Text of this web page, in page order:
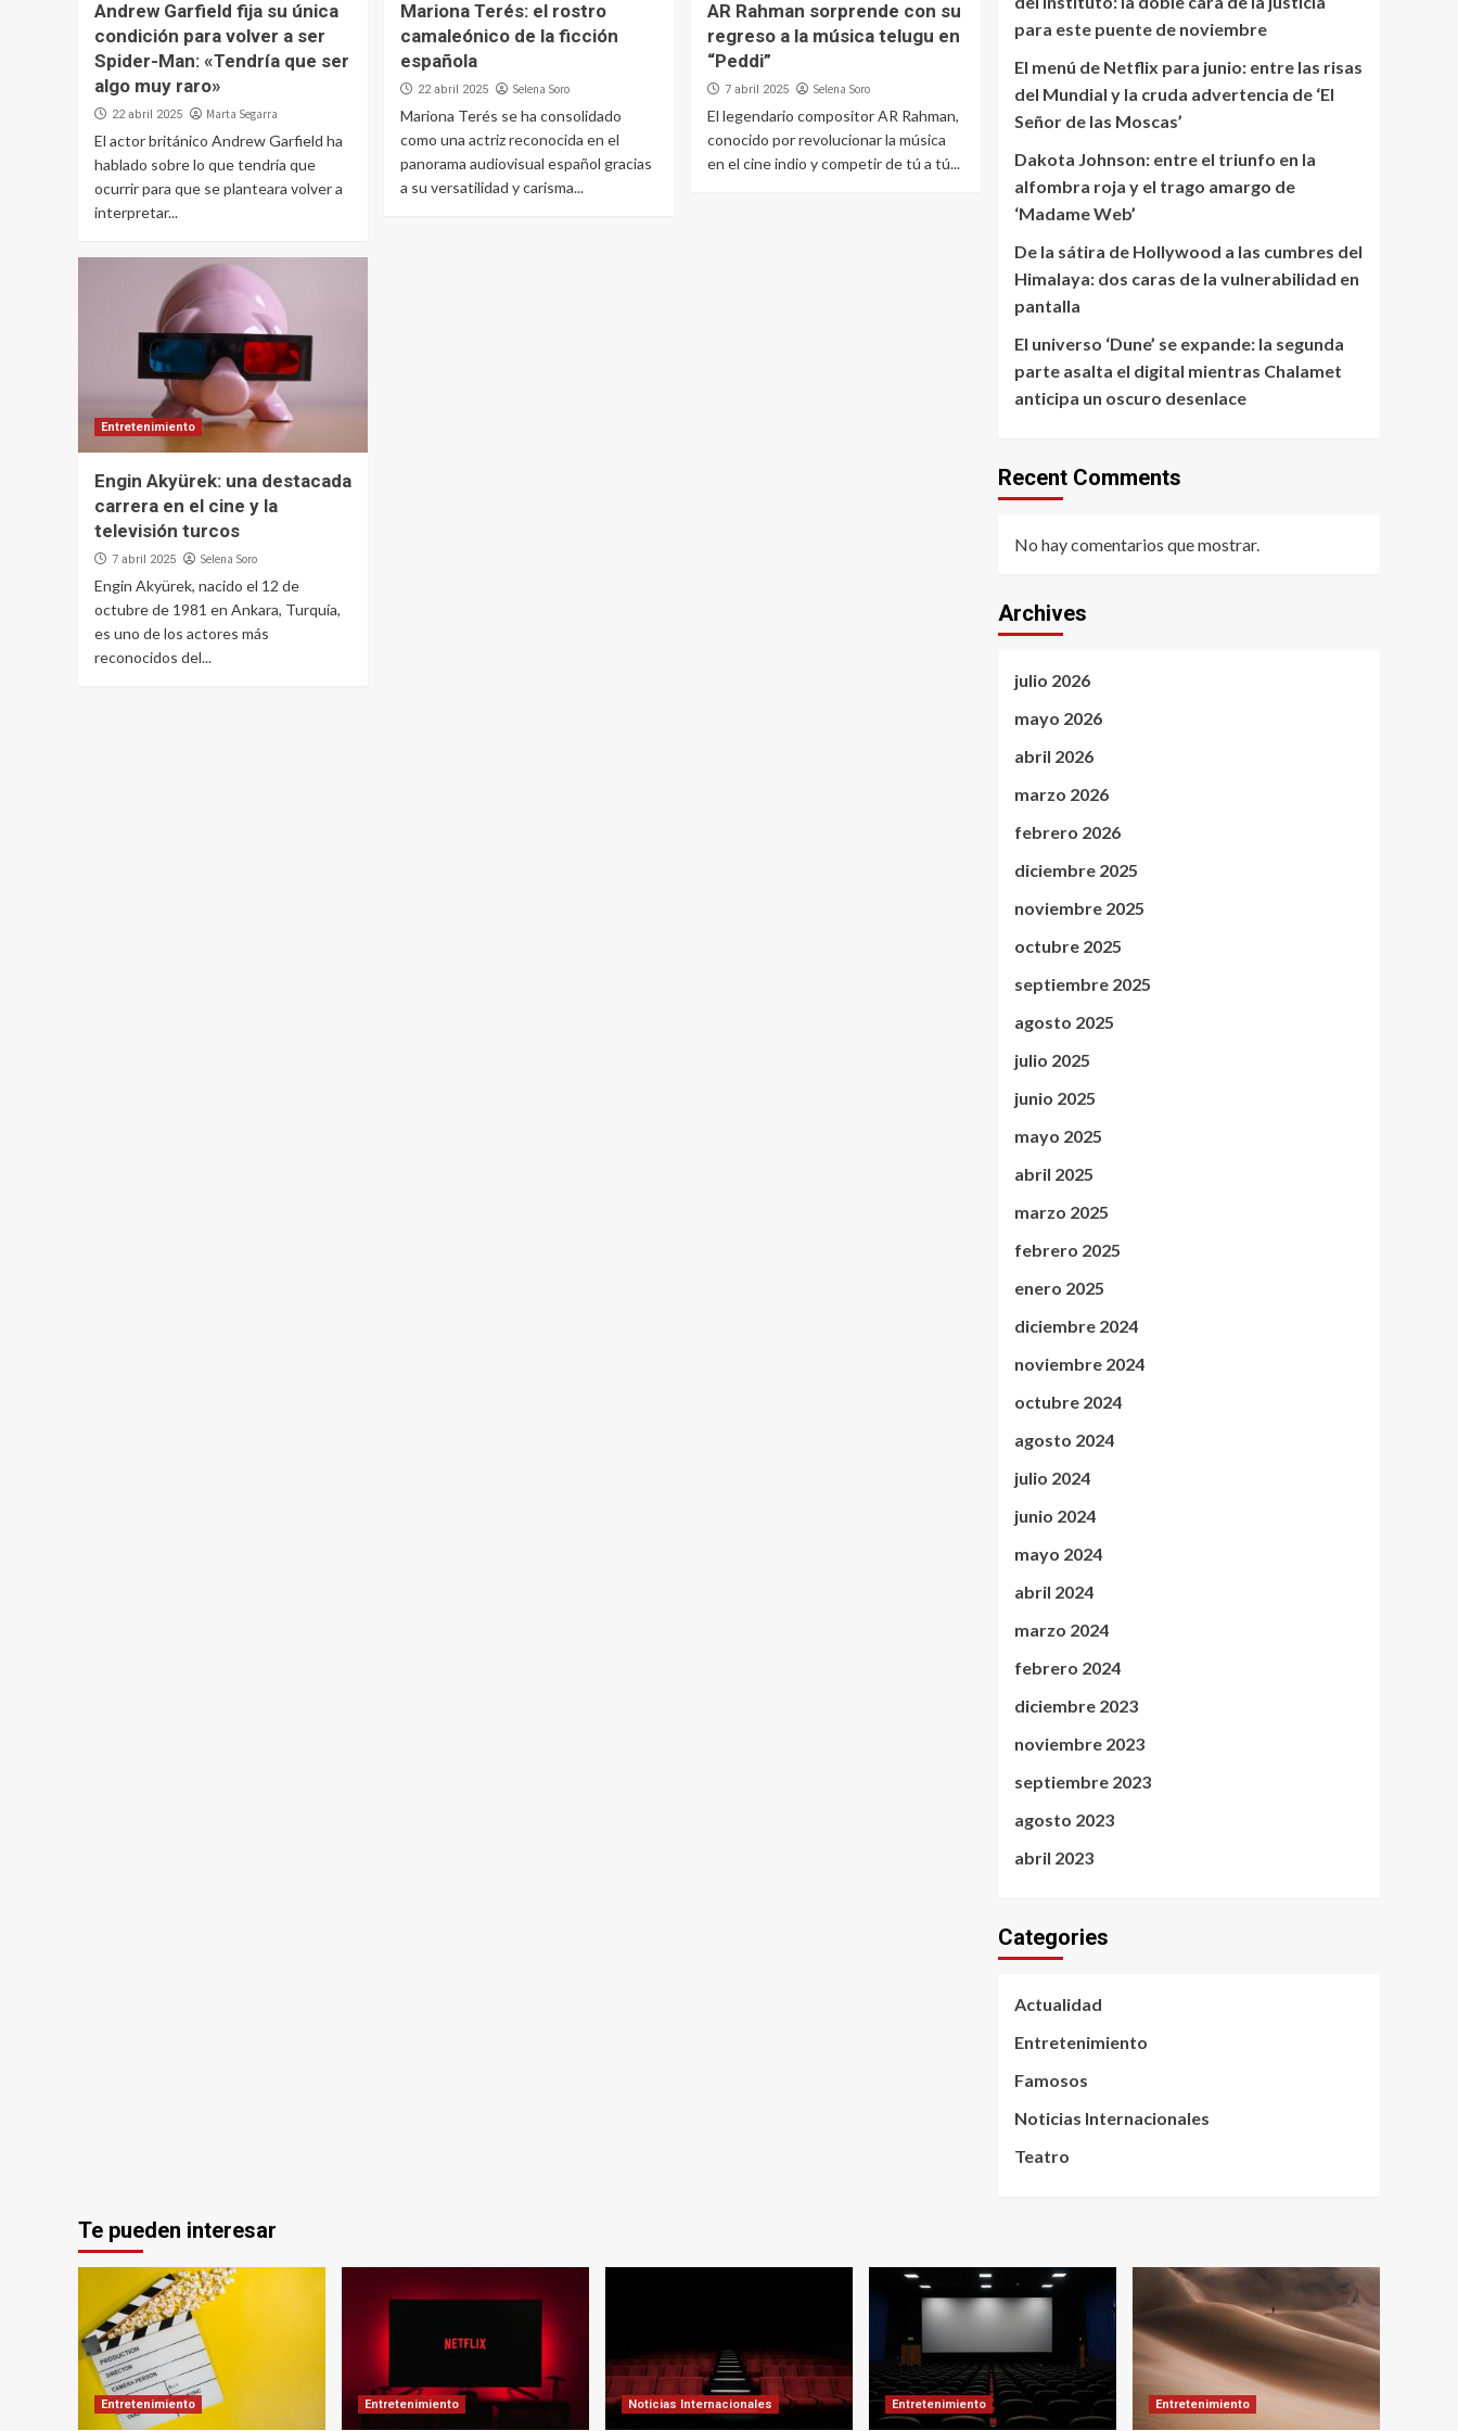
Andrew Garfield fija su única
condición para volver a ser
Spider-Man: «Tendría que ser
algo muy raro»
22 abril 2025 Marta Segarra
El actor británico Andrew Garfield ha
hablado sobre lo que tendría que
ocurrir para que se planteara volver a
interpretar...
Mariona Terés: el rostro
camaleónico de la ficción
española
22 abril 2025 Selena Soro
Mariona Terés se ha consolidado
como una actriz reconocida en el
panorama audiovisual español gracias
a su versatilidad y carisma...
AR Rahman sorprende con su
regreso a la música telugu en
“Peddi”
7 abril 2025 Selena Soro
El legendario compositor AR Rahman,
conocido por revolucionar la música
en el cine indio y competir de tú a tú...
Entretenimiento
Engin Akyürek: una destacada
carrera en el cine y la
televisión turcos
7 abril 2025 Selena Soro
Engin Akyürek, nacido el 12 de
octubre de 1981 en Ankara, Turquía,
es uno de los actores más
reconocidos del...
para este puente de noviembre
El menú de Netflix para junio: entre las risas
del Mundial y la cruda advertencia de ‘El
Señor de las Moscas’
Dakota Johnson: entre el triunfo en la
alfombra roja y el trago amargo de
‘Madame Web’
De la sátira de Hollywood a las cumbres del
Himalaya: dos caras de la vulnerabilidad en
pantalla
El universo ‘Dune’ se expande: la segunda
parte asalta el digital mientras Chalamet
anticipa un oscuro desenlace
Recent Comments
No hay comentarios que mostrar.
Archives
julio 2026
mayo 2026
abril 2026
marzo 2026
febrero 2026
diciembre 2025
noviembre 2025
octubre 2025
septiembre 2025
agosto 2025
julio 2025
junio 2025
mayo 2025
abril 2025
marzo 2025
febrero 2025
enero 2025
diciembre 2024
noviembre 2024
octubre 2024
agosto 2024
julio 2024
junio 2024
mayo 2024
abril 2024
marzo 2024
febrero 2024
diciembre 2023
noviembre 2023
septiembre 2023
agosto 2023
abril 2023
Categories
Actualidad
Entretenimiento
Famosos
Noticias Internacionales
Teatro
Te pueden interesar
Entretenimiento Entretenimiento Noticias Internacionales Entretenimiento Entretenimiento